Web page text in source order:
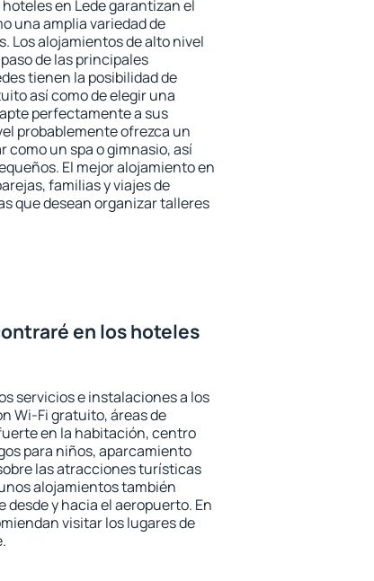
en Lede garantizan el
una amplia variedad de
Los alojamientos de alto nivel
de las principales
tienen la posibilidad de
así como de elegir una
perfectamente a sus
probablemente ofrezca un
como un spa o gimnasio, así
El mejor alojamiento en
familias y viajes de
que desean organizar talleres
en los hoteles
servicios e instalaciones a los
Wi-Fi gratuito, áreas de
en la habitación, centro
para niños, aparcamiento
las atracciones turísticas
alojamientos también
y hacia el aeropuerto. En
visitar los lugares de